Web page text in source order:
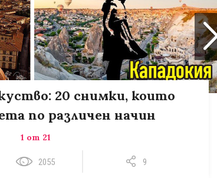
20 снимки, които
по различен начин
1 от 21
2055 9